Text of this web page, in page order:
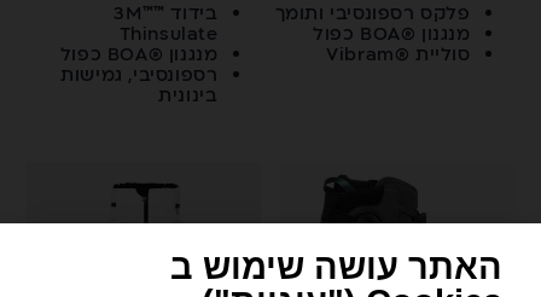
פלקס רספונסיבי ותומך
מנגנון ®BOA כפול
סוליית ®Vibram
בידוד ™3M™
Thinsulate
מנגנון ®BOA כפול
רספונסיבי, גמישות
בינונית
האתר עושה שימוש ב